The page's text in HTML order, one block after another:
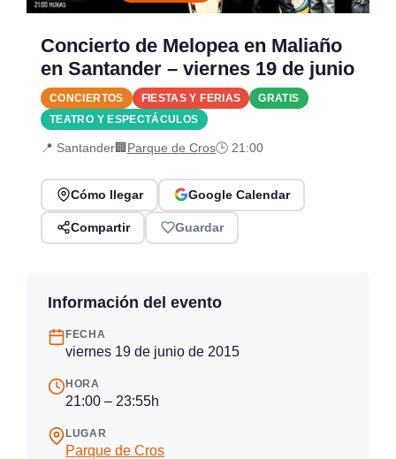
Concierto de Melopea en Maliaño
en Santander – viernes 19 de junio
CONCIERTOS FIESTAS Y FERIAS
GRATIS
TEATRO Y ESPECTÁCULOS
📍 Santander🏢 Parque de Cros🕒 21:00
Cómo llegar Google Calendar
Compartir Guardar
Información del evento
FECHA
viernes 19 de junio de 2015
HORA
21:00 – 23:55h
LUGAR
Parque de Cros